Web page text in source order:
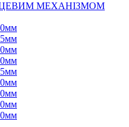
МЕХАНІЗМОМ